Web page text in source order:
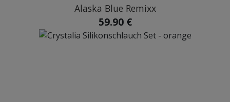
Alaska Blue Remixx
59.90 €